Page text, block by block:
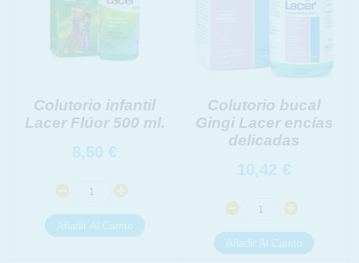
Colutorio infantil
Lacer Flúor 500 ml.
8,50 €
Colutorio bucal
Gingi Lacer encías
delicadas
10,42 €